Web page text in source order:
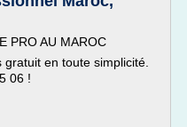
PRO AU MAROC
en toute simplicité.
06 !